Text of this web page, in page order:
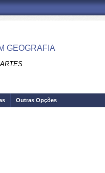
GEOGRAFIA
Outras Opções